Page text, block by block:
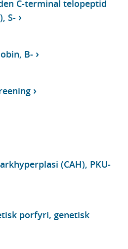
C-terminal telopeptid
S-
B-
(CAH), PKU-
porfyri, genetisk